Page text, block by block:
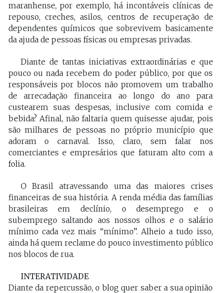
maranhense, por exemplo, há incontáveis clínicas de
repouso, creches, asilos, centros de recuperação de
dependentes químicos que sobrevivem basicamente
da ajuda de pessoas físicas ou empresas privadas.
Diante de tantas iniciativas extraordinárias e que
pouco ou nada recebem do poder público, por que os
responsáveis por blocos não promovem um trabalho
de arrecadação financeira ao longo do ano para
custearem suas despesas, inclusive com comida e
bebida? Afinal, não faltaria quem quisesse ajudar, pois
são milhares de pessoas no próprio município que
adoram o carnaval. Isso, claro, sem falar nos
comerciantes e empresários que faturam alto com a
folia.
O Brasil atravessando uma das maiores crises
financeiras de sua história. A renda média das famílias
brasileiras em declínio, o desemprego e o
subemprego saltando aos nossos olhos e o salário
mínimo cada vez mais “mínimo”. Alheio a tudo isso,
ainda há quem reclame do pouco investimento público
nos blocos de rua.
INTERATIVIDADE
Diante da repercussão, o blog quer saber a sua opinião